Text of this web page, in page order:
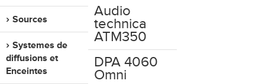
Sources
Systemes de
diffusions et
Enceintes
Audio
technica
ATM350
DPA 4060
Omni